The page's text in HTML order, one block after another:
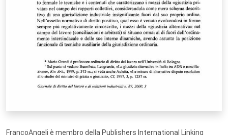
FrancoAngeli è membro della Publishers International Linking